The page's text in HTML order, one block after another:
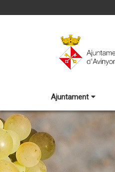
Ajuntament